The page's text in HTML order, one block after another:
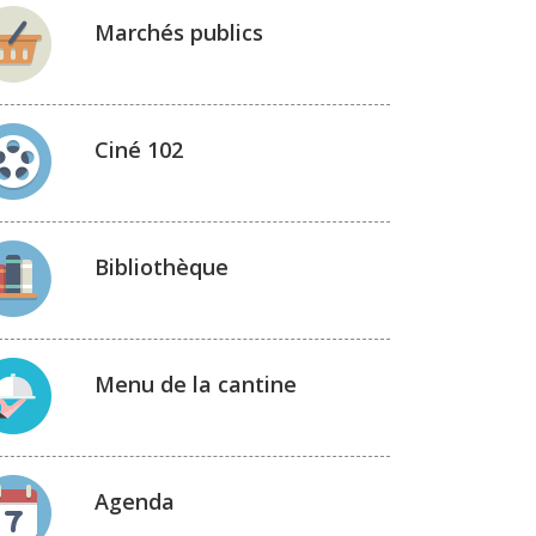
Marchés publics
Ciné 102
Bibliothèque
Menu de la cantine
Agenda